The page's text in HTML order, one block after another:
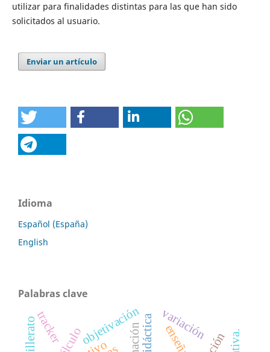
utilizar para finalidades distintas para las que han sido
solicitados al usuario.
Enviar un artículo
Idioma
Español (España)
English
Palabras clave
cálculoobjetivación variación
tracker